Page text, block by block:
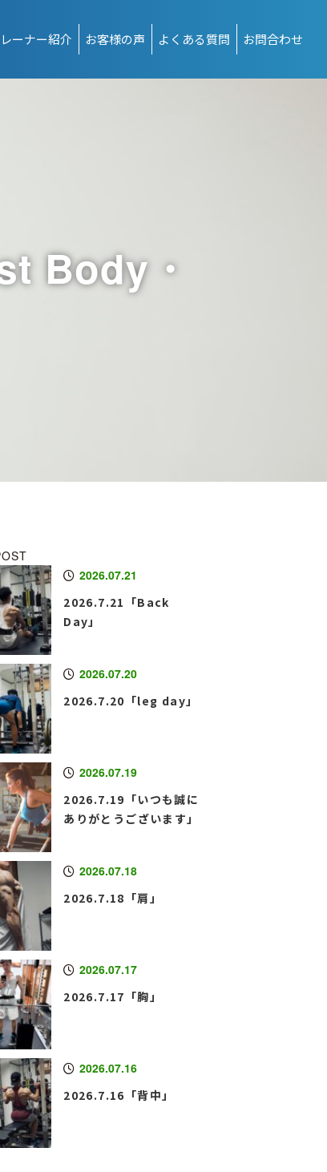
レーナー紹介 お客様の声 よくある質問 お問合わせ
Body・
2026.07.21
2026.7.21「Back
Day」
2026.07.20
2026.7.20「leg day」
2026.07.19
2026.7.19「いつも誠に
ありがとうございます」
2026.07.18
2026.7.18「肩」
2026.07.17
2026.7.17「胸」
2026.07.16
2026.7.16「背中」